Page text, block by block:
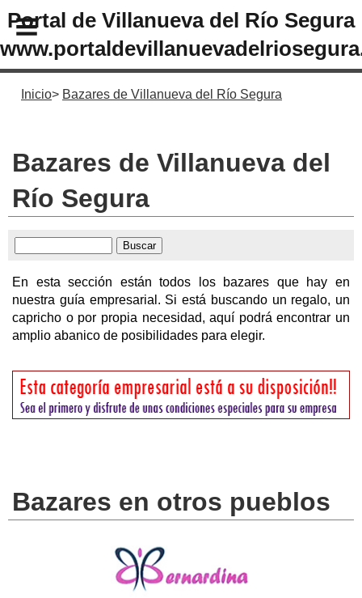
Portal de Villanueva del Río Segura
Inicio Bazares de Villanueva del Río Segura
Bazares de Villanueva del
Río Segura
En esta sección están todos los bazares que hay en
nuestra guía empresarial. Si está buscando un regalo, un
capricho o por propia necesidad, aquí podrá encontrar un
amplio abanico de posibilidades para elegir.
Bazares en otros pueblos